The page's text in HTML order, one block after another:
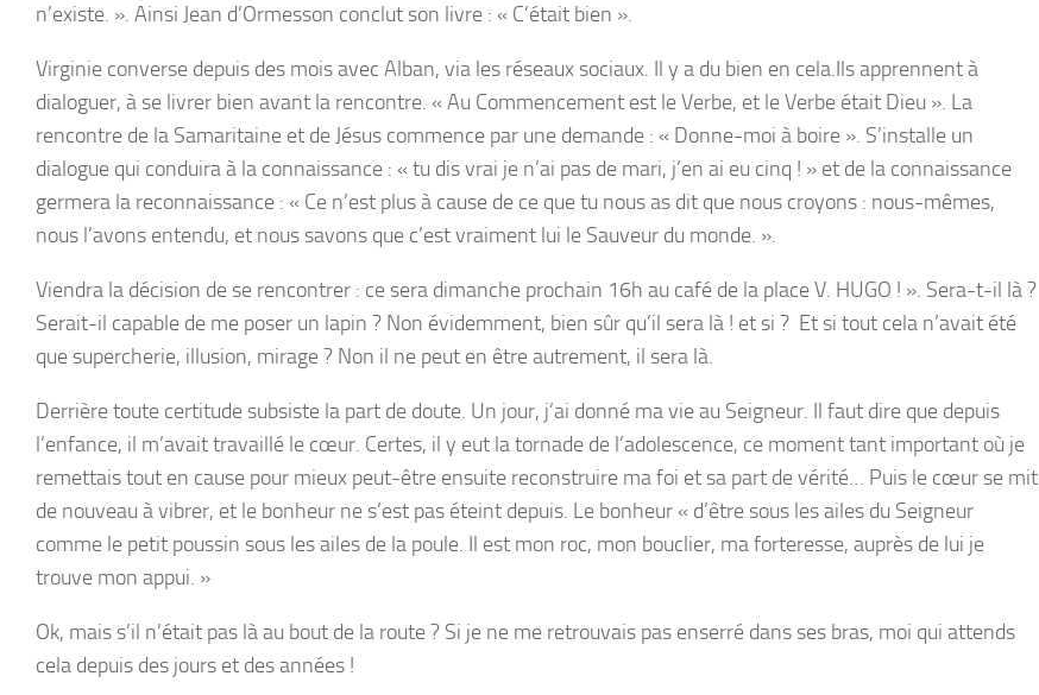
n’existe. ». Ainsi Jean d’Ormesson conclut son livre : « C’était bien ».
Virginie converse depuis des mois avec Alban, via les réseaux sociaux. Il y a du bien en cela.Ils apprennent à
dialoguer, à se livrer bien avant la rencontre. « Au Commencement est le Verbe, et le Verbe était Dieu ». La
rencontre de la Samaritaine et de Jésus commence par une demande : « Donne-moi à boire ». S’installe un
dialogue qui conduira à la connaissance : « tu dis vrai je n’ai pas de mari, j’en ai eu cinq ! » et de la connaissance
germera la reconnaissance : « Ce n’est plus à cause de ce que tu nous as dit que nous croyons : nous-mêmes,
nous l’avons entendu, et nous savons que c’est vraiment lui le Sauveur du monde. ».
Viendra la décision de se rencontrer : ce sera dimanche prochain 16h au café de la place V. HUGO ! ». Sera-t-il là ?
Serait-il capable de me poser un lapin ? Non évidemment, bien sûr qu’il sera là ! et si ? Et si tout cela n’avait été
que supercherie, illusion, mirage ? Non il ne peut en être autrement, il sera là.
Derrière toute certitude subsiste la part de doute. Un jour, j’ai donné ma vie au Seigneur. Il faut dire que depuis
l’enfance, il m’avait travaillé le cœur. Certes, il y eut la tornade de l’adolescence, ce moment tant important où je
remettais tout en cause pour mieux peut-être ensuite reconstruire ma foi et sa part de vérité… Puis le cœur se mit
de nouveau à vibrer, et le bonheur ne s’est pas éteint depuis. Le bonheur « d’être sous les ailes du Seigneur
comme le petit poussin sous les ailes de la poule. Il est mon roc, mon bouclier, ma forteresse, auprès de lui je
trouve mon appui. »
Ok, mais s’il n’était pas là au bout de la route ? Si je ne me retrouvais pas enserré dans ses bras, moi qui attends
cela depuis des jours et des années !